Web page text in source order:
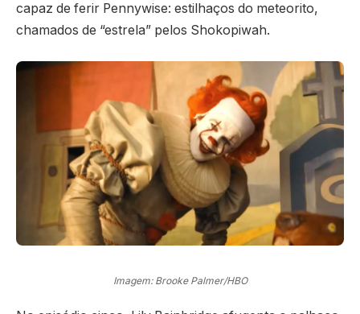
capaz de ferir Pennywise: estilhaços do meteorito,
chamados de “estrela” pelos Shokopiwah.
Imagem: Brooke Palmer/HBO